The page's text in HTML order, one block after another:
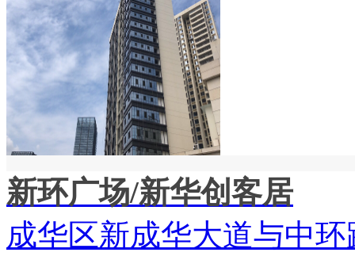
新环广场/新华创客居
成华区新成华大道与中